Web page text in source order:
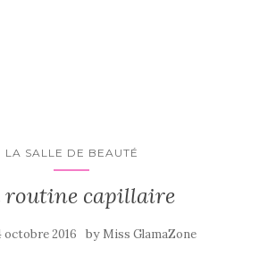
LA SALLE DE BEAUTÉ
routine capillaire
octobre 2016 by Miss GlamaZone